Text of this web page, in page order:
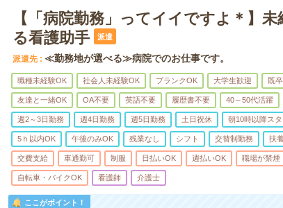
【「病院勤務」ってイイですよ＊】
る看護助手
派遣
派遣先 ≪勤務地が選べる≫病院でのお仕事です。
職種未経験OK 社会人未経験OK ブランクOK 大学生歓迎 既
友達と一緒OK OA不要 英語不要 履歴書不要 40～50代活躍
週2～3日勤務 週4日勤務 週5日勤務 土日祝休 朝10時以降スタ
5ｈ以内OK 午後のみOK 残業なし シフト 交替制勤務 扶
交費支給 車通勤可 制服 日払いOK 週払いOK 職場が禁煙
自転車・バイクOK 看護師 介護士
ここがポイント！